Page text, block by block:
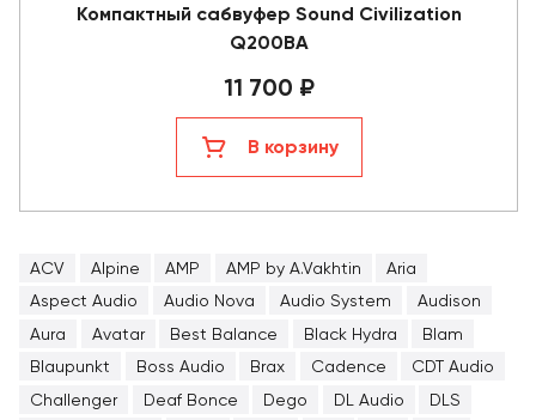
Компактный сабвуфер Sound Civilization
Q200BA
11 700 ₽
В корзину
ACV Alpine AMP AMP by A.Vakhtin
Aria
Aspect Audio
Audio Nova Audio System
Audison
Aura
Avatar Best Balance Black Hydra
Blam
Blaupunkt
Boss Audio Brax Cadence
CDT Audio
Challenger
Deaf Bonce Dego DL Audio
DLS